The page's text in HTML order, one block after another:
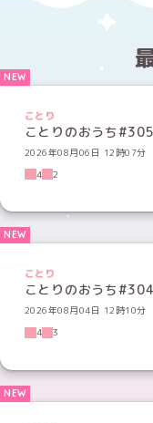
ことり
ことりのおうち#305
2026年08月06日 12時07分
4
2
ことり
ことりのおうち#304
2026年08月04日 12時10分
4
3